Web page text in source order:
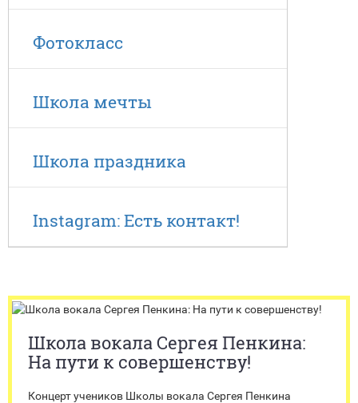
Фотокласс
Школа мечты
Школа праздника
Instagram: Есть контакт!
Школа вокала Сергея Пенкина:
На пути к совершенству!
Концерт учеников Школы вокала Сергея Пенкина